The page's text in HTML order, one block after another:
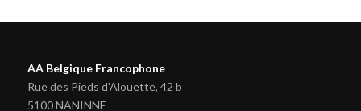
AA Belgique Francophone
Rue des Pieds d'Alouette, 42 b
5100 NANINNE